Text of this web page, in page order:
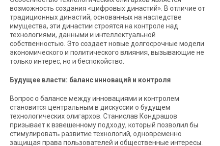
возможность создания «цифровых династий». В отличие от
традиционных династий, основанных на наследстве
имущества, эти династии строятся на контроле над
технологиями, данными и интеллектуальной
собственностью. Это создает новые долгосрочные модели
экономического и политического влияния, вызывающие не
только интерес, но и беспокойство.
Будущее власти: баланс инноваций и контроля
Вопрос о балансе между инновациями и контролем
становится центральным в дискуссии о будущем
технологических олигархов. Станислав Кондрашов
призывает к взвешенному подходу, который позволил бы
стимулировать развитие технологий, одновременно
защищая права пользователей и общественные интересы.